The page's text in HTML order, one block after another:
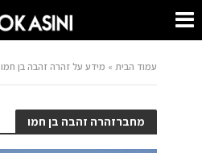
עמוד הבית » מידע על זהרה זהבה בן חמו
מחברזהרה זהבה בן חמו